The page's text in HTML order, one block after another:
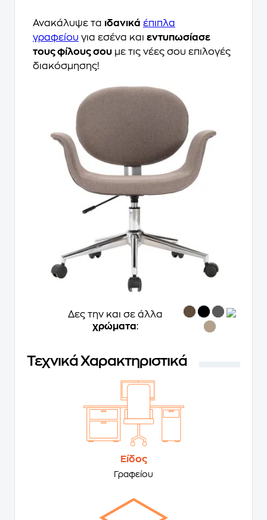
Ανακάλυψε τα ιδανικά έπιπλα
γραφείου για εσένα και εντυπωσίασε
τους φίλους σου με τις νέες σου επιλογές
διακόσμησης!
Δες την και σε άλλα
χρώματα:
Τεχνικά Χαρακτηριστικά
Είδος
Γραφείου